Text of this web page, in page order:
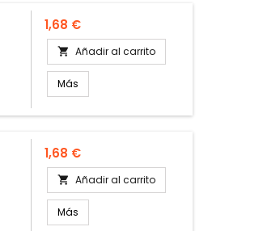
Precio
1,68 €
 Añadir al carrito
Más
Precio
1,68 €
 Añadir al carrito
Más